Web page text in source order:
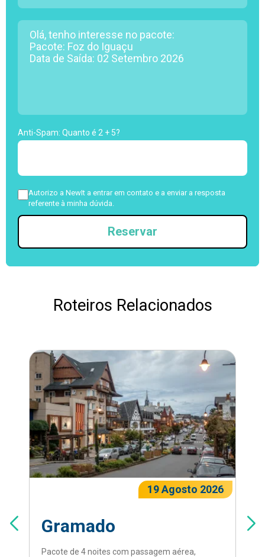
Anti-Spam: Quanto é 2 + 5?
Autorizo a NewIt a entrar em contato e a enviar a resposta
referente à minha dúvida.
Reservar
Roteiros Relacionados
19 Agosto 2026
Gramado
Pacote de 4 noites com passagem aérea,